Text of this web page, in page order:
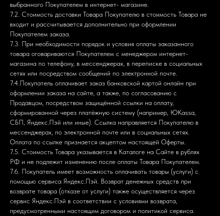
выбранного Покупателем в интернет- магазине.
7.2. Стоимость доставки Товара Покупателю в стоимость Товара не
входит и рассчитывается дополнительно при оформлении
Покупателем заказа.
7.3. При необходимости порядок и условия оплаты заказанного
товара оговариваются Покупателем с менеджером интернет-
магазина по телефону, в мессенджерах, в переписке в социальных
сетях или посредством сообщений по электронной почте.
7.4.Покупатель оплачивает заказ банковской картой онлайн при
оформлении заказа на сайте, а также, по согласованию с
Продавцом, посредством защищённой ссылки на оплату,
сформированной через платёжную систему (например, ЮKassa,
СБП, Яндекс.Пэй или иные). Ссылка направляется Покупателю в
мессенджерах, по электронной почте или в социальных сетях.
Оплата по ссылке признается акцептом настоящей Оферты.
7.5. Стоимость Товара указывается в Каталоге на Сайте в рублях
РФ и не подлежит изменению после оплаты Товара Покупателем.
7.6. Покупатель имеет возможность оплачивать товары (услуги) с
помощью сервиса Яндекс.Пэй. Возврат денежных средств при
возврате товара (отказе от услуги) также осуществляется через
сервис Яндекс.Пэй в соответствии с условиями возврата,
предусмотренными настоящим договором и политикой сервиса.